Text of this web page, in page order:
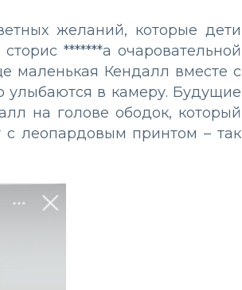
желаний, которые дети
*******а очаровательной
маленькая Кендалл вместе с
улыбаются в камеру. Будущие
на голове ободок, который
леопардовым принтом – так